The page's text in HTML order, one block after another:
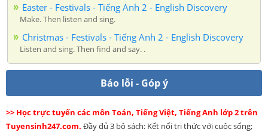
Easter - Festivals - Tiếng Anh 2 - English Discovery
Make. Then listen and sing.
Christmas - Festivals - Tiếng Anh 2 - English Discovery
Listen and sing. Then find and say. .
Báo lỗi - Góp ý
>> Học trực tuyến các môn Toán, Tiếng Việt, Tiếng Anh lớp 2 trên
Tuyensinh247.com. Đầy đủ 3 bộ sách: Kết nối tri thức với cuộc sống;